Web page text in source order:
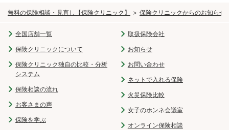
無料の保険相談・見直し【保険クリニック】 保険クリニックからのお知らせ
全国店舗一覧
保険クリニックについて
保険クリニック独自の比較・分析
システム
保険相談の流れ
お客さまの声
保険を学ぶ
取扱保険会社
お知らせ
お問い合わせ
ネットで入れる保険
火災保険比較
女子のホンネ会議室
オンライン保険相談